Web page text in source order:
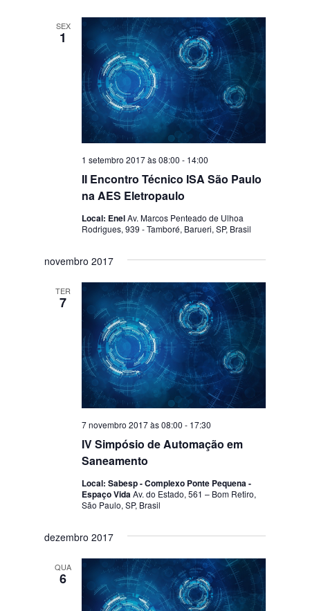
SEX
1
II Encontro Técnico ISA São Paulo
na AES Eletropaulo
1 setembro 2017 às 08:00 - 14:00
Local: EnelAv. Marcos Penteado de Ulhoa
Rodrigues, 939 - Tamboré, Barueri, SP, Brasil
novembro 2017
TER
7
IV Simpósio de Automação em
Saneamento
7 novembro 2017 às 08:00 - 17:30
Local: Sabesp - Complexo Ponte Pequena -
Espaço VidaAv. do Estado, 561 – Bom Retiro,
São Paulo, SP, Brasil
dezembro 2017
QUA
6